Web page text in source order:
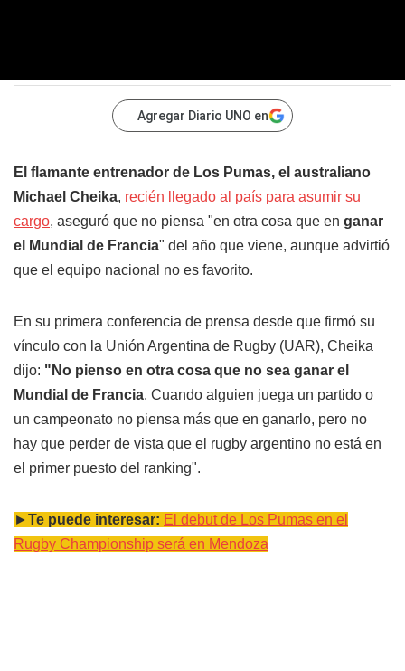
Agregar Diario UNO en
El flamante entrenador de Los Pumas, el australiano
Michael Cheika, recién llegado al país para asumir su
cargo, aseguró que no piensa "en otra cosa que en ganar
el Mundial de Francia" del año que viene, aunque advirtió
que el equipo nacional no es favorito.
En su primera conferencia de prensa desde que firmó su
vínculo con la Unión Argentina de Rugby (UAR), Cheika
dijo: "No pienso en otra cosa que no sea ganar el
Mundial de Francia. Cuando alguien juega un partido o
un campeonato no piensa más que en ganarlo, pero no
hay que perder de vista que el rugby argentino no está en
el primer puesto del ranking".
►Te puede interesar: El debut de Los Pumas en el
Rugby Championship será en Mendoza